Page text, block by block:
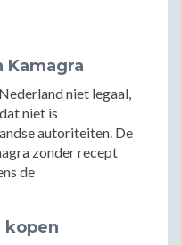
niet legaal,
niet is
autoriteiten. De
zonder recept
de
kopen